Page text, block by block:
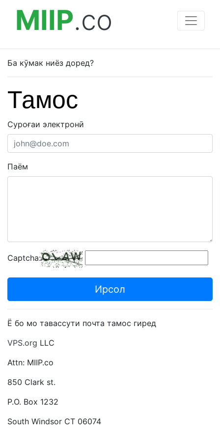
MIIP.co
Ба кӯмак ниёз доред?
Тамос
Суроғаи электронӣ
Паём
Captcha:
Ирсол
Ё бо мо тавассути почта тамос гиред
VPS.org LLC
Attn: MIIP.co
850 Clark st.
P.O. Box 1232
South Windsor CT 06074